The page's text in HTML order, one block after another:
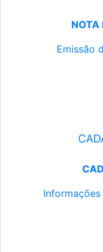
NOTA
Emissão